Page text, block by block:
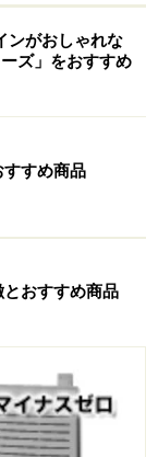
（2）美しい
チーフにする
スウェーデン
の専業メーカ
に製品が開発
は必然のこと
ンがおしゃれな
ズ」をおすすめ
すめ商品
おすすめ商品